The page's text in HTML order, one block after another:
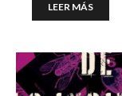
LEER MÁS